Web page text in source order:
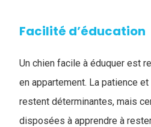
Facilité d’éducation
Un chien facile à éduquer est
en appartement. La patience
restent déterminantes, mais
disposées à apprendre à